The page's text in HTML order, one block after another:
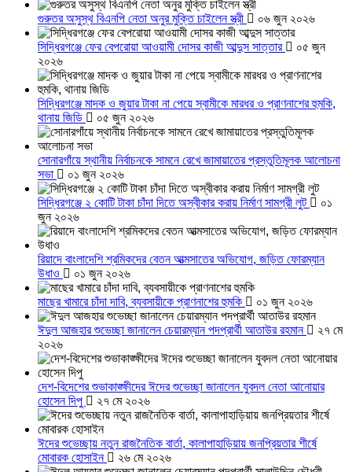
গুরুতর অসুস্থ বিএনপি নেতা অনুর মুক্তি চাইলেন স্ত্রী ০৬ জুন ২০২৬
সিদ্ধিরগঞ্জে ফের বেপরোয়া আওয়ামী দোসর কাজী আব্দুস সাত্তার
০৫ জুন
২০২৬
সিদ্ধিরগঞ্জে মাদক ও জুয়ার টাকা না পেয়ে স্বামীকে মারধর ও প্রাণনাশের হুমকি,
থানায় জিডি
০৫ জুন ২০২৬
সোনারগাঁয়ে স্থানীয় নির্বাচনকে সামনে রেখে জামায়াতের প্রস্তুতিমূলক আলোচনা
সভা
০১ জুন ২০২৬
সিদ্ধিরগঞ্জে ২ কোটি টাকা চাঁদা দিতে অস্বীকার করায় নির্মাণ সামগ্রী লুট
০১
জুন ২০২৬
রিয়াদে বাংলাদেশি শ্রমিকদের বেতন আত্মসাতের অভিযোগ, জড়িত ফোরম্যান
উধাও
০১ জুন ২০২৬
মাছের খামারে চাঁদা দাবি, ব্যবসায়ীকে প্রাণনাশের হুমকি ০১ জুন ২০২৬
ঈদুল আজহার শুভেচ্ছা জানালেন চেয়ারম্যান পদপ্রার্থী আতাউর রহমান
২৭ মে
২০২৬
দেশ-বিদেশের শুভাকাঙ্ক্ষীদের ঈদের শুভেচ্ছা জানালেন যুবদল নেতা আনোয়ার
হোসেন দিপু
২৭ মে ২০২৬
ঈদের শুভেচ্ছায় নতুন রাজনৈতিক বার্তা, কালাপাহাড়িয়ায় জনপ্রিয়তার শীর্ষে
মোবারক হোসাইন
২৬ মে ২০২৬